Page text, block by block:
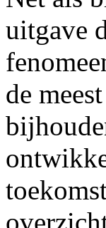
uitgave
de